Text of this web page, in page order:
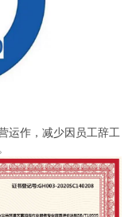
运作，减少因员工辞工